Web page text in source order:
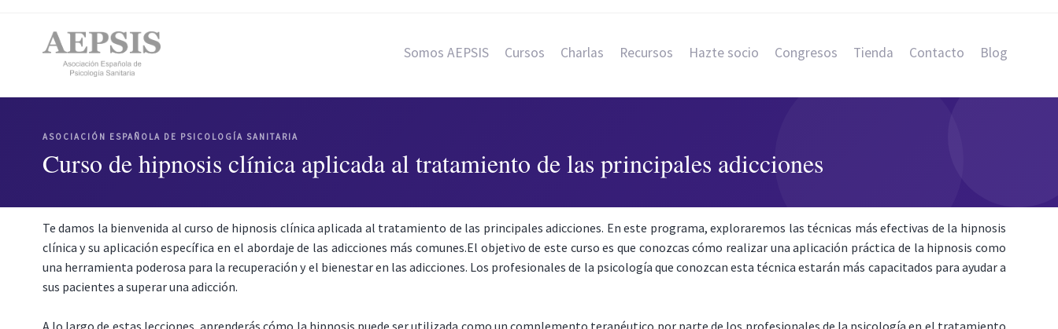
Somos AEPSIS Cursos Charlas Recursos Hazte socio Congresos Tienda Contacto Blog
ASOCIACIÓN ESPAÑOLA DE PSICOLOGÍA SANITARIA
Curso de hipnosis clínica aplicada al tratamiento de las principales adicciones
Te damos la bienvenida al curso de hipnosis clínica aplicada al tratamiento de las principales adicciones. En este programa, exploraremos las técnicas más efectivas de la hipnosis
clínica y su aplicación específica en el abordaje de las adicciones más comunes.El objetivo de este curso es que conozcas cómo realizar una aplicación práctica de la hipnosis como
una herramienta poderosa para la recuperación y el bienestar en las adicciones. Los profesionales de la psicología que conozcan esta técnica estarán más capacitados para ayudar a
sus pacientes a superar una adicción.